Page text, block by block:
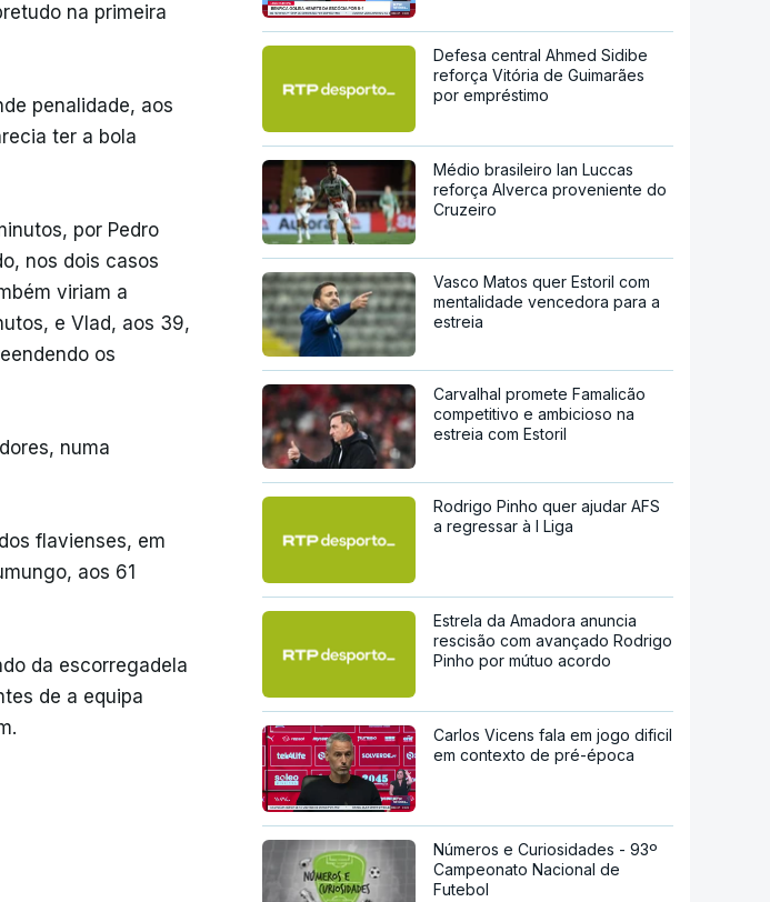
na primeira
penalidade, aos
ter a bola
por Pedro
nos dois casos
viriam a
e Vlad, aos 39,
os
numa
flavienses, em
aos 61
da escorregadela
de a equipa
Defesa central Ahmed Sidibe
reforça Vitória de Guimarães
por empréstimo
Médio brasileiro Ian Luccas
reforça Alverca proveniente do
Cruzeiro
Vasco Matos quer Estoril com
mentalidade vencedora para a
estreia
Carvalhal promete Famalicão
competitivo e ambicioso na
estreia com Estoril
Rodrigo Pinho quer ajudar AFS
a regressar à I Liga
Estrela da Amadora anuncia
rescisão com avançado Rodrigo
Pinho por mútuo acordo
Carlos Vicens fala em jogo dificil
em contexto de pré-época
Números e Curiosidades - 93º
Campeonato Nacional de
Futebol